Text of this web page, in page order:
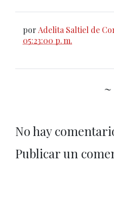
por Adelita Saltiel de
05:23:00 p. m.
No hay
Publicar un